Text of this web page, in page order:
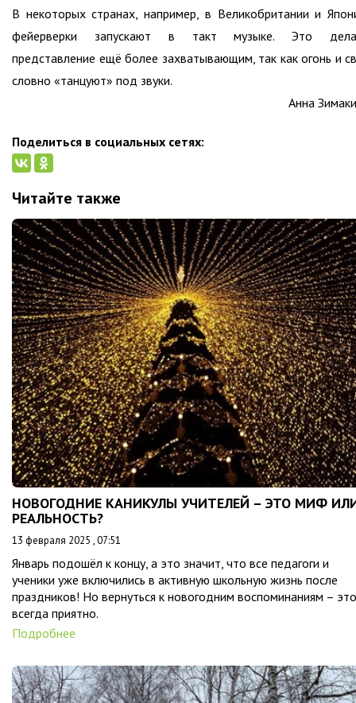
В некоторых странах, например, в Великобритании и
фейерверки запускают в такт музыке. Это
представление ещё более захватывающим, так как огонь и
словно «танцуют» под звуки.
Анна
Поделиться в социальных сетях:
Читайте также
НОВОГОДНИЕ КАНИКУЛЫ УЧИТЕЛЕЙ – ЭТО МИФ
РЕАЛЬНОСТЬ?
13 февраля 2025 , 07:51
Январь подошёл к концу, а это значит, что все педагоги и
ученики уже включились в активную школьную жизнь после
праздников! Но вернуться к новогодним воспоминаниям – это
всегда приятно.
Подробнее